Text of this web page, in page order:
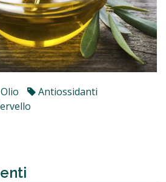
Olio
Antiossidanti